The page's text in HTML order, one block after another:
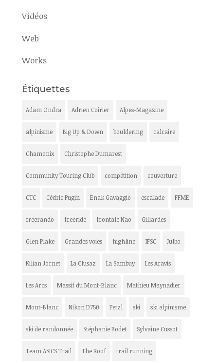
Vidéos
Web
Works
Étiquettes
Adam Ondra Adrien Coirier Alpes-Magazine
alpinisme Big Up & Down bouldering calcaire
Chamonix Christophe Dumarest
Community Touring Club compétition couverture
CTC Cédric Pugin Enak Gavaggio escalade FFME
freerando freeride frontale Nao Gillardes
Glen Plake Grandes voies highline IFSC Julbo
Kilian Jornet La Clusaz La Sambuy Les Aravis
Les Arcs Massif du Mont-Blanc Mathieu Maynadier
Mont-Blanc Nikon D750 Petzl ski ski alpinisme
ski de randonnée Stéphanie Bodet Sylvaine Cussot
Team ASICS Trail The Roof trail running